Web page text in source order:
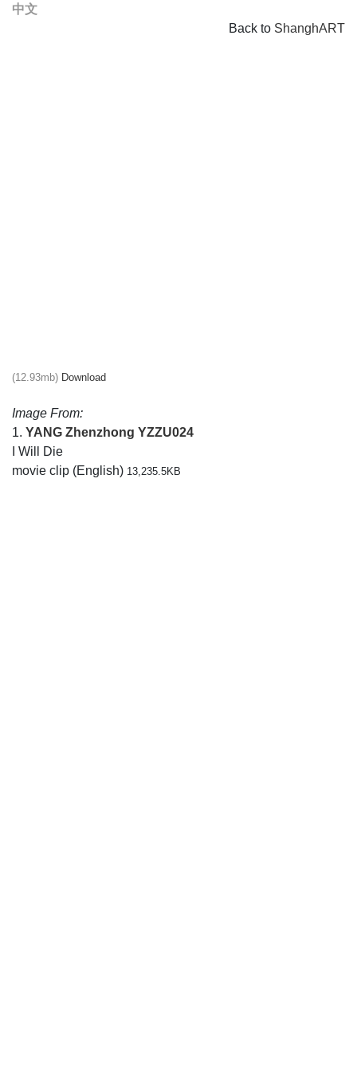
中文
Back to ShanghART
(12.93mb) Download
Image From:
1. YANG Zhenzhong YZZU024
I Will Die
movie clip (English) 13,235.5KB